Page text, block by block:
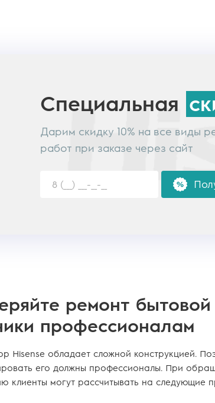
Специальная
Дарим скидку 10% на все виды
работ при заказе через сайт
ремонт бытовой
профессионалам
Hisense обладает сложной конструкцией.
его должны профессионалы. При
клиенты могут рассчитывать на следующие